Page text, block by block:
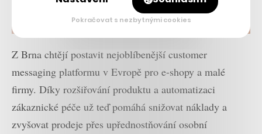
Z Brna chtějí postavit nejoblíbenější customer
messaging platformu v Evropě pro e-shopy a malé
firmy. Díky rozšiřování produktu a automatizaci
zákaznické péče už teď pomáhá snižovat náklady a
zvyšovat prodeje přes upřednostňování osobní
Pokračovat s nezbytnými cookies